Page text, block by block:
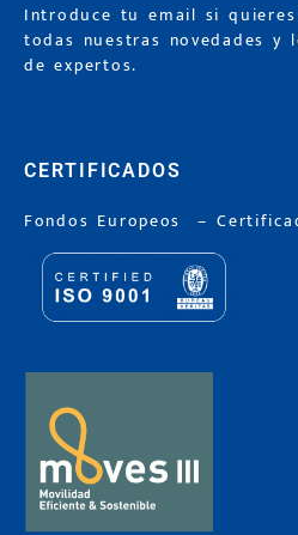
Introduce tu email si
todas nuestras novedades y
de expertos.
CERTIFICADOS
Fondos Europeos –